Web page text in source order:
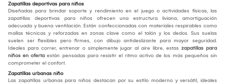
Zapatillas deportivas para niños
Diseñadas para brindar soporte y rendimiento en el juego o actividades físicas, las
zapatillas deportivas para niños ofrecen una estructura liviana, amortiguación
adecuada y buena ventilación. Están confeccionadas con materiales respirables como
mallas técnicas y reforzadas en zonas clave como el talón y los dedos. Sus suelas
suelen ser flexibles pero firmes, con dibujo antideslizante para mayor seguridad.
Ideales para correr, entrenar o simplemente jugar al aire libre, estas zapatillas para
niños en oferta están pensadas para resistir el ritmo activo de los más pequeños sin
comprometer el confort.
Zapatillas urbanas niño
Las zapatillas urbanas para niños destacan por su estilo moderno y versátil, ideales